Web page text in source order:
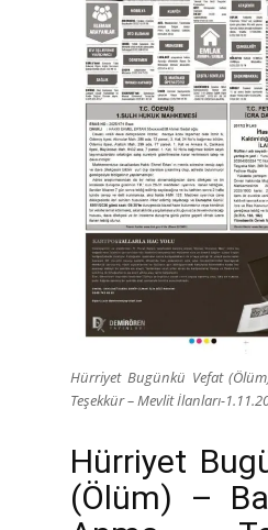
Hürriyet Bugünkü Vefat
Teşekkür – Mevlit İlanları-
Hürriyet
(Ölüm) –